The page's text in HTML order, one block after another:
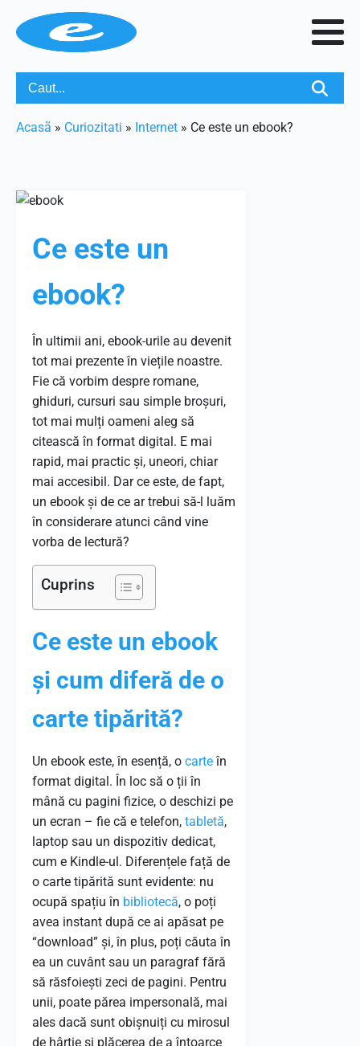
Acasã » Curiozitati » Internet » Ce este un ebook?
Ce este un
ebook?
În ultimii ani, ebook-urile au devenit
tot mai prezente în viețile noastre.
Fie că vorbim despre romane,
ghiduri, cursuri sau simple broșuri,
tot mai mulți oameni aleg să
citească în format digital. E mai
rapid, mai practic și, uneori, chiar
mai accesibil. Dar ce este, de fapt,
un ebook și de ce ar trebui să-l luăm
în considerare atunci când vine
vorba de lectură?
Cuprins
Ce este un ebook
și cum diferă de o
carte tipărită?
Un ebook este, în esență, o carteîn
format digital. În loc să o ții în
mână cu pagini fizice, o deschizi pe
un ecran – fie că e telefon, tabletă,
laptop sau un dispozitiv dedicat,
cum e Kindle-ul. Diferențele față de
o carte tipărită sunt evidente: nu
ocupă spațiu în bibliotecă, o poți
avea instant după ce ai apăsat pe
“download” și, în plus, poți căuta în
ea un cuvânt sau un paragraf fără
să răsfoiești zeci de pagini. Pentru
unii, poate părea impersonală, mai
ales dacă sunt obișnuiți cu mirosul
de hârtie și plăcerea de a întoarce